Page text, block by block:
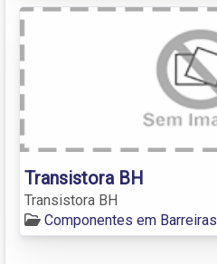
Transistora BH
Transistora BH
Componentes em Barreiras